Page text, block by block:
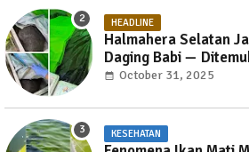
HEADLINE
Halmahera Selatan
Daging Babi —
Dibawa ke Weda,
October 31, 2025
KESEHATAN